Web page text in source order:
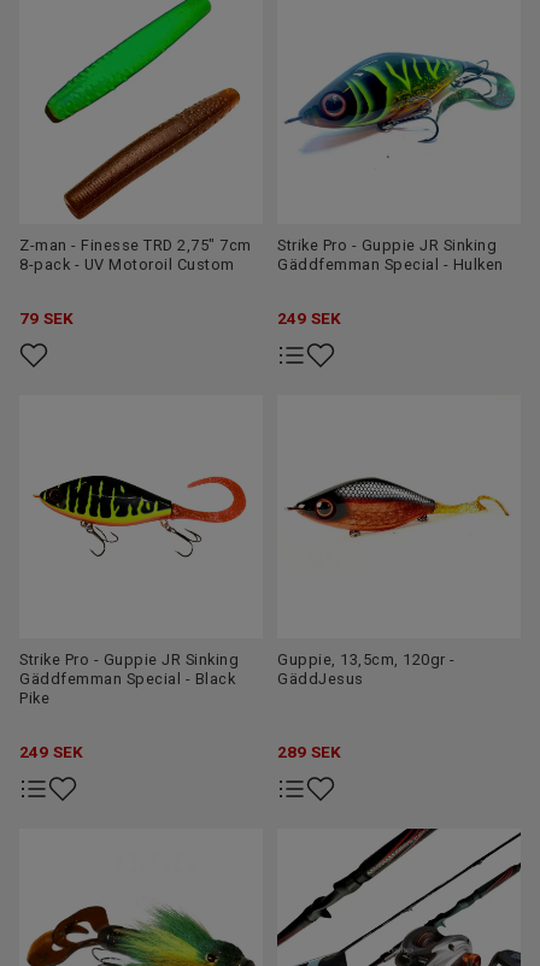
Z-man - Finesse TRD 2,75" 7cm
8-pack - UV Motoroil Custom
79 SEK
Strike Pro - Guppie JR Sinking
Gäddfemman Special - Hulken
249 SEK
Strike Pro - Guppie JR Sinking
Gäddfemman Special - Black
Pike
249 SEK
Guppie, 13,5cm, 120gr -
GäddJesus
289 SEK